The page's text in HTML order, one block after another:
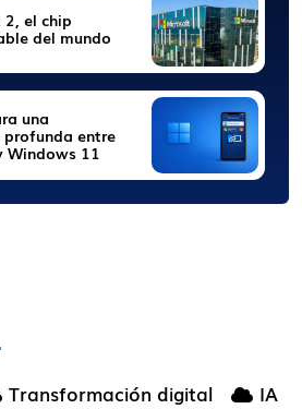
el chip
del mundo
una
entre
Windows 11
Transformación digital
IA